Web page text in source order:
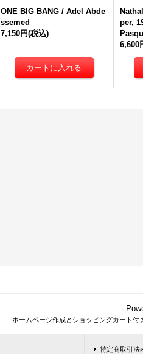
ONE BIG BANG / Adel Abde
ssemed
7,150円(税込)
per,
6,600
ホームページ作成とショッピングカート付
特定商取引法